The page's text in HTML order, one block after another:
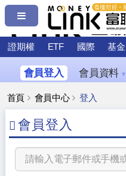
證期權 ETF 國際 基金
會員登入 會員資料 ▼
首頁 會員中心 登入
會員登入